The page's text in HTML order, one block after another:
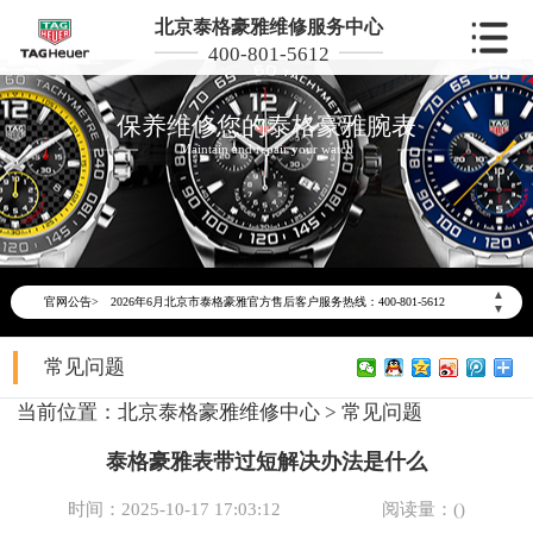
北京泰格豪雅维修服务中心
400-801-5612
保养维修您的泰格豪雅腕表
Maintain and repair your watch
官网公告>
▲
▼
2026年6月泰格豪雅北京市售后服务网络优化升级公告
2026年6月北京市泰格豪雅官方售后客户服务热线：400-801-5612
2026年6月泰格豪雅售后服务中心最新网点地址：
北京市东城区东长安街1号东方广场写字楼W3座6层602室（需提前预约）
节假日正常营业！
常见问题
当前位置： 北京泰格豪雅维修中心 > 常见问题
泰格豪雅表带过短解决办法是什么
时间：2025-10-17 17:03:12 阅读量：()